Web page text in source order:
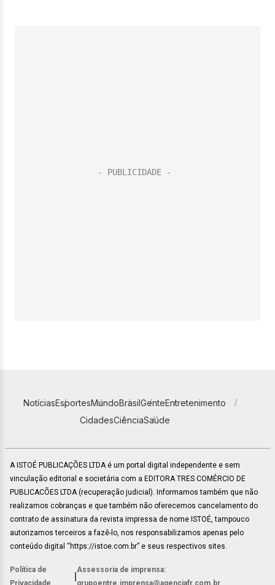
NotíciasEsportesMundoBrasilGenteEntretenimento
CidadesCiênciaSaúde
A ISTOÉ PUBLICAÇÕES LTDA é um portal digital independente e sem
vinculação editorial e societária com a EDITORA TRES COMÉRCIO DE
PUBLICACÕES LTDA (recuperação judicial). Informamos também que não
realizamos cobranças e que também não oferecemos cancelamento do
contrato de assinatura da revista impressa de nome ISTOÉ, tampouco
autorizamos terceiros a fazê-lo, nos responsabilizamos apenas pelo
conteúdo digital “https://istoe.com.br” e seus respectivos sites.
Política de
Privacidade
Assessoria de imprensa:
grupoentre.imprensa@agenciafr.com.br